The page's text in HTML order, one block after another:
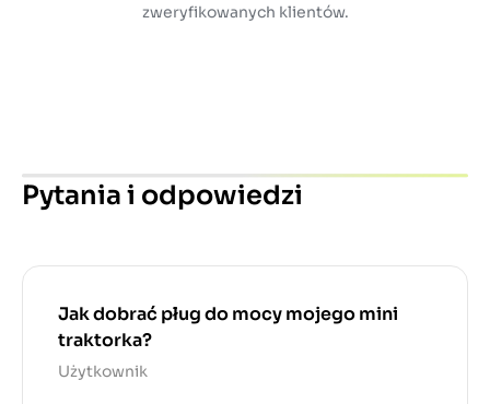
zweryfikowanych klientów.
Pytania i odpowiedzi
Jak dobrać pług do mocy mojego mini
traktorka?
Użytkownik